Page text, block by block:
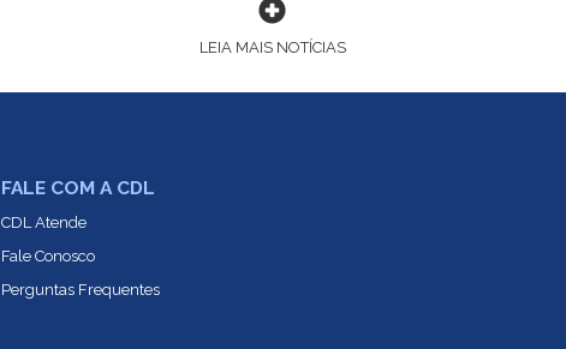
LEIA MAIS NOTÍCIAS
FALE COM A CDL
CDL Atende
Fale Conosco
Perguntas Frequentes